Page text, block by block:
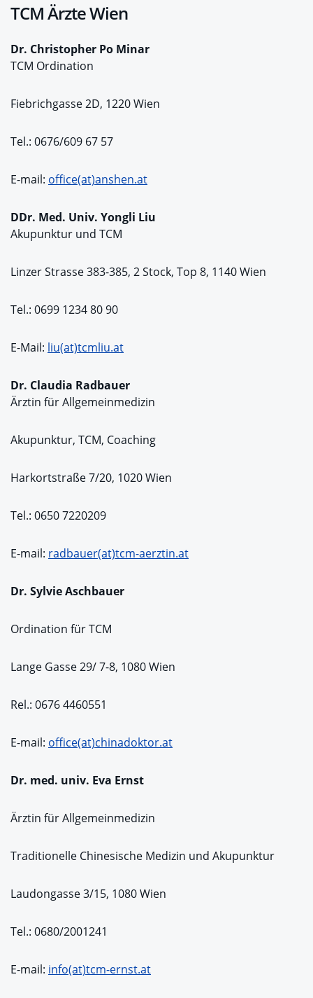
TCM Ärzte Wien
Dr. Christopher Po Minar
TCM Ordination
Fiebrichgasse 2D, 1220 Wien
Tel.: 0676/609 67 57
E-mail: office(at)anshen.at
DDr. Med. Univ. Yongli Liu
Akupunktur und TCM
Linzer Strasse 383-385, 2 Stock, Top 8, 1140 Wien
Tel.: 0699 1234 80 90
E-Mail: liu(at)tcmliu.at
Dr. Claudia Radbauer
Ärztin für Allgemeinmedizin
Akupunktur, TCM, Coaching
Harkortstraße 7/20, 1020 Wien
Tel.: 0650 7220209
E-mail: radbauer(at)tcm-aerztin.at
Dr. Sylvie Aschbauer
Ordination für TCM
Lange Gasse 29/ 7-8, 1080 Wien
Rel.: 0676 4460551
E-mail: office(at)chinadoktor.at
Dr. med. univ. Eva Ernst
Ärztin für Allgemeinmedizin
Traditionelle Chinesische Medizin und Akupunktur
Laudongasse 3/15, 1080 Wien
Tel.: 0680/2001241
E-mail: info(at)tcm-ernst.at